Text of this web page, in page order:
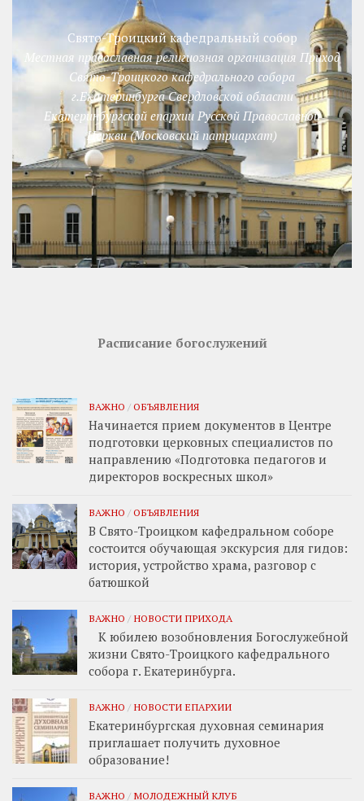
Свято-Троицкий кафедральный собор
Местная православная религиозная организация Приход
Свято-Троицкого кафедрального собора
г.Екатеринбурга Свердловской области
Екатеринбургской епархии Русской Православной
Церкви (Московский патриархат)
Расписание богослужений
ВАЖНО / ОБЪЯВЛЕНИЯ
Начинается прием документов в Центре
подготовки церковных специалистов по
направлению «Подготовка педагогов и
директоров воскресных школ»
ВАЖНО / ОБЪЯВЛЕНИЯ
В Свято-Троицком кафедральном соборе
состоится обучающая экскурсия для гидов:
история, устройство храма, разговор с
батюшкой
ВАЖНО / НОВОСТИ ПРИХОДА
К юбилею возобновления Богослужебной
жизни Свято-Троицкого кафедрального
собора г. Екатеринбурга.
ВАЖНО / НОВОСТИ ЕПАРХИИ
Екатеринбургская духовная семинария
приглашает получить духовное
образование!
ВАЖНО / МОЛОДЕЖНЫЙ КЛУБ